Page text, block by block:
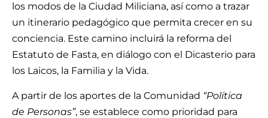
los modos de la Ciudad Miliciana, así como a trazar
un itinerario pedagógico que permita crecer en su
conciencia. Este camino incluirá la reforma del
Estatuto de Fasta, en diálogo con el Dicasterio para
los Laicos, la Familia y la Vida.
A partir de los aportes de la Comunidad “Política
de Personas”, se establece como prioridad para